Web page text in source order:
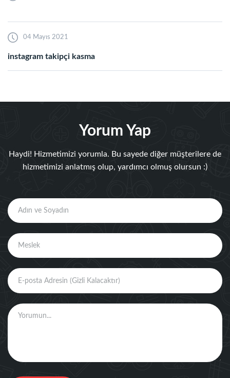
04 Mayıs 2021
instagram takipçi kasma
Yorum Yap
Haydi! Hizmetimizi yorumla. Bu sayede diğer müşterilere de
hizmetimizi anlatmış olup, yardımcı olmuş olursun :)